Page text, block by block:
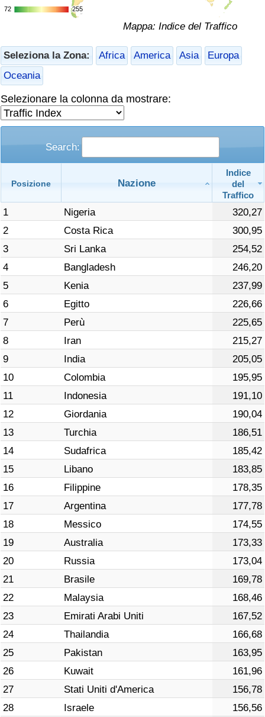
72
72 255
255
Mappa: Indice del Traffico
Seleziona la Zona: Africa America Asia
Europa
Oceania
Selezionare la colonna da mostrare:
Search:
Posizione Nazione
Indice
del
Traffico
1 Nigeria
320,27
2
Costa Rica
300,95
3
Sri Lanka
254,52
4
Bangladesh
246,20
5
Kenia
237,99
6
Egitto
226,66
7
Perù
225,65
8
Iran
215,27
9
India
205,05
10
Colombia
195,95
11
Indonesia
191,10
12
Giordania
190,04
13
Turchia
186,51
14
Sudafrica
185,42
15
Libano
183,85
16
Filippine
178,35
17
Argentina
177,78
18
Messico
174,55
19
Australia
173,33
20
Russia
173,04
21
Brasile
169,78
22
Malaysia
168,46
23
Emirati Arabi Uniti
167,52
24
Thailandia
166,68
25
Pakistan
163,95
26
Kuwait
161,96
27
Stati Uniti d'America
156,78
28
Israele
156,56
Assistenza Sanitaria
Indice dell’Assistenza Sanitaria (Corrente)
Indice dell’Assistenza Sanitaria
Indice dell’Assistenza Sanitaria per Nazione
Inquinamento
Indice di inquinamento
Indice dell’Inquinamento per Nazione
Indice del Traffico
Indice del traffico (Corrente)
Indice del traffico per Nazione